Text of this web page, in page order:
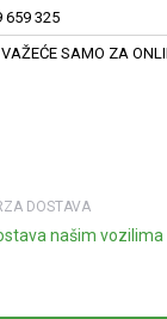
659 325
SAMO ZA
DOSTAVA
našim vozilima